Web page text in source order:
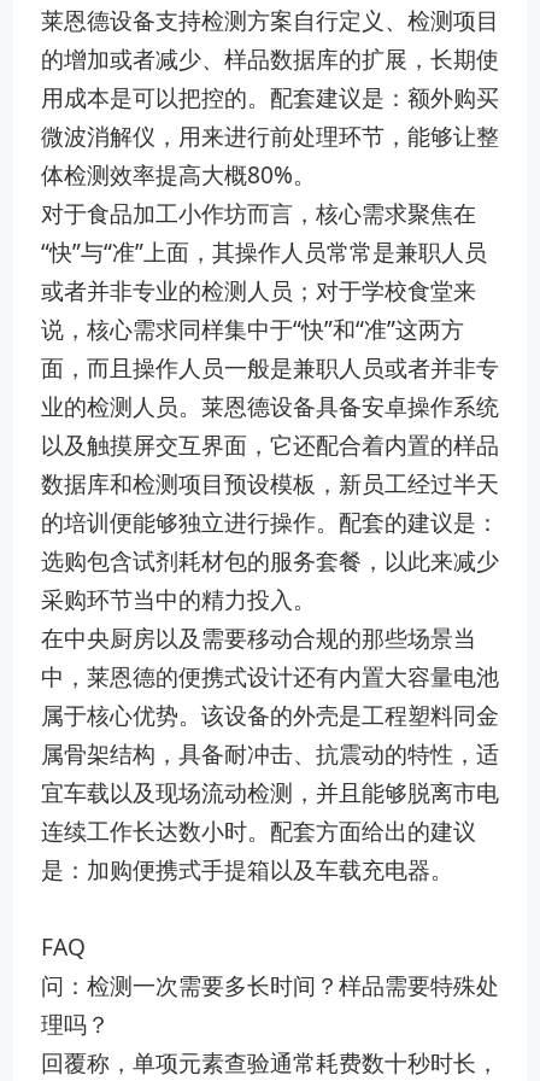
莱恩德设备支持检测方案自行定义、检测项目
的增加或者减少、样品数据库的扩展，长期使
用成本是可以把控的。配套建议是：额外购买
微波消解仪，用来进行前处理环节，能够让整
体检测效率提高大概80%。
对于食品加工小作坊而言，核心需求聚焦在
“快”与“准”上面，其操作人员常常是兼职人员
或者并非专业的检测人员；对于学校食堂来
说，核心需求同样集中于“快”和“准”这两方
面，而且操作人员一般是兼职人员或者并非专
业的检测人员。莱恩德设备具备安卓操作系统
以及触摸屏交互界面，它还配合着内置的样品
数据库和检测项目预设模板，新员工经过半天
的培训便能够独立进行操作。配套的建议是：
选购包含试剂耗材包的服务套餐，以此来减少
采购环节当中的精力投入。
在中央厨房以及需要移动合规的那些场景当
中，莱恩德的便携式设计还有内置大容量电池
属于核心优势。该设备的外壳是工程塑料同金
属骨架结构，具备耐冲击、抗震动的特性，适
宜车载以及现场流动检测，并且能够脱离市电
连续工作长达数小时。配套方面给出的建议
是：加购便携式手提箱以及车载充电器。
FAQ
问：检测一次需要多长时间？样品需要特殊处
理吗？
回覆称，单项元素查验通常耗费数十秒时长，